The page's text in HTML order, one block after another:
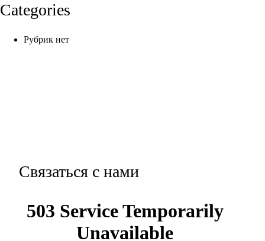
Categories
Рубрик нет
Связаться с нами